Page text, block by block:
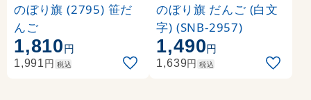
のぼり旗 (2795) 笹だ
んご
1,810円
1,991円 税込
のぼり旗 だんご (白文
字) (SNB-2957)
1,490円
1,639円 税込